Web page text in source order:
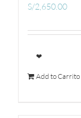
S/2,650.00
❤
Add to Carrito